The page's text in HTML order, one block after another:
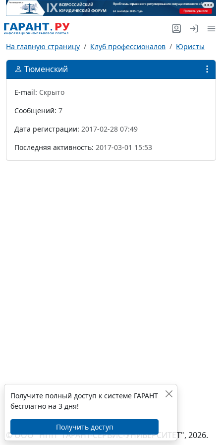
На главную страницу Клуб профессионалов Юристы
Тюменский
E-mail: Скрыто
Сообщений: 7
Дата регистрации: 2017-02-28 07:49
Последняя активность: 2017-03-01 15:53
© ООО "НПП "ГАРАНТ-СЕРВИС-УНИВЕРСИТЕТ", 2026.
Получите полный доступ к системе ГАРАНТ
бесплатно на 3 дня!
Получить доступ